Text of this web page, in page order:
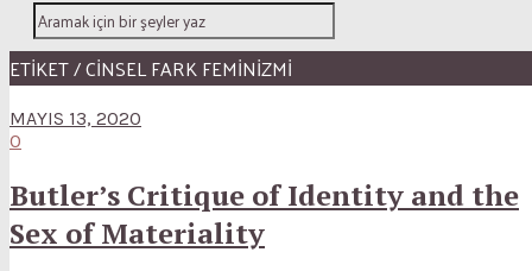
ETİKET / CINSEL FARK FEMINIZMI
MAYIS 13, 2020
0
Butler’s Critique of Identity and the
Sex of Materiality